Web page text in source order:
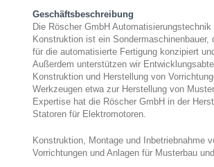
Geschäftsbeschreibung
Die Röscher GmbH Automatisierungstechnik
Konstruktion ist ein Sondermaschinenbauer,
für die automatisierte Fertigung konzipiert
Außerdem unterstützen wir
Konstruktion und Herstellung von
Werkzeugen etwa zur Herstellung von
Expertise hat die Röscher GmbH in der
Statoren für Elektromotoren.
Konstruktion, Montage und Inbetriebnahme
Vorrichtungen und Anlagen für Musterbau